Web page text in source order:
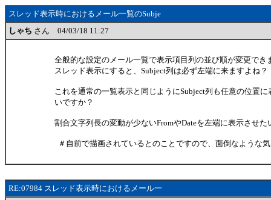
スレッド表示時におけるメール一覧のSubje
しゃち さん 04/03/18 11:27
全般的な設定のメール一覧で表示項目列の並び順が変更でき
スレッド表示にすると、Subject列は必ず左端に来ますよね？
これを通常の一覧表示と同じようにSubject列も任意の位置
いですか？
割合文字列長の変動が少ないFromやDateを左端に表示させ
＃自前で描画されているとのことですので、面倒なような
RE:07984 スレッド表示時におけるメール一